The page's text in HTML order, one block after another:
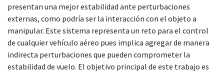
presentan una mejor estabilidad ante perturbaciones
externas, como podría ser la interacción con el objeto a
manipular. Este sistema representa un reto para el control
de cualquier vehículo aéreo pues implica agregar de manera
indirecta perturbaciones que pueden comprometer la
estabilidad de vuelo. El objetivo principal de este trabajo es